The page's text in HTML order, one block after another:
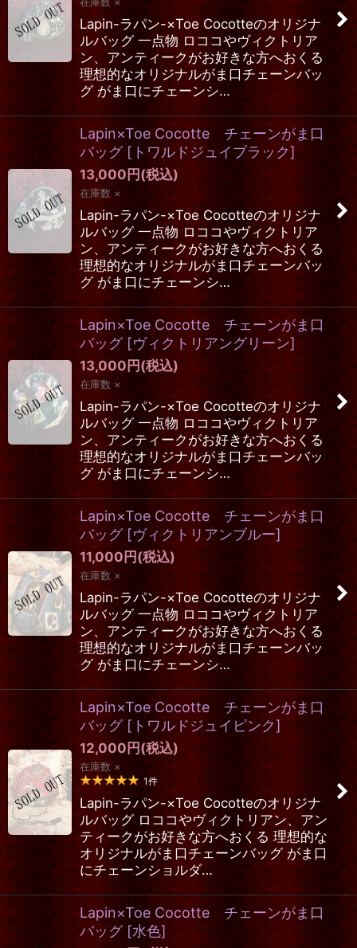
Lapin-ラパン-×Toe Cocotteのオリジナ
ルバッグ 一点物 ロココやヴィクトリア
ン、アンティークがお好きな方へおくる
理想的なオリジナルがま口チェーンバッ
グ がま口にチェーンシ…
Lapin×Toe Cocotte チェーンがま口
バッグ [ トワルドジュイブラック]
13,000円(税込)
在庫数 ×
Lapin-ラパン-×Toe Cocotteのオリジナ
ルバッグ 一点物 ロココやヴィクトリア
ン、アンティークがお好きな方へおくる
理想的なオリジナルがま口チェーンバッ
グ がま口にチェーンシ…
Lapin×Toe Cocotte チェーンがま口
バッグ [ヴィクトリアングリーン]
13,000円(税込)
在庫数 ×
Lapin-ラパン-×Toe Cocotteのオリジナ
ルバッグ 一点物 ロココやヴィクトリア
ン、アンティークがお好きな方へおくる
理想的なオリジナルがま口チェーンバッ
グ がま口にチェーンシ…
Lapin×Toe Cocotte チェーンがま口
バッグ [ヴィクトリアンブルー]
11,000円(税込)
在庫数 ×
Lapin-ラパン-×Toe Cocotteのオリジナ
ルバッグ 一点物 ロココやヴィクトリア
ン、アンティークがお好きな方へおくる
理想的なオリジナルがま口チェーンバッ
グ がま口にチェーンシ…
Lapin×Toe Cocotte チェーンがま口
バッグ [ トワルドジュイピンク]
12,000円(税込)
在庫数 ×
1件
Lapin-ラパン-×Toe Cocotteのオリジナ
ルバッグ ロココやヴィクトリアン、アン
ティークがお好きな方へおくる 理想的な
オリジナルがま口チェーンバッグ がま口
にチェーンショルダ…
Lapin×Toe Cocotte チェーンがま口
バッグ [水色]